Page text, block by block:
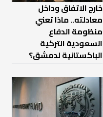
خارج الاتفاق وداخل
معادلته.. ماذا تعني
منظومة الدفاع
السعودية التركية
الباكستانية لدمشق؟